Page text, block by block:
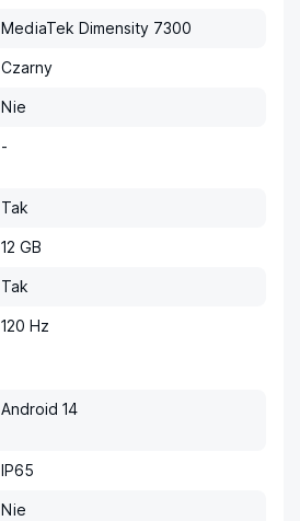
MediaTek Dimensity 7300
Czarny
Nie
-
Tak
12 GB
Tak
120 Hz
Android 14
IP65
Nie